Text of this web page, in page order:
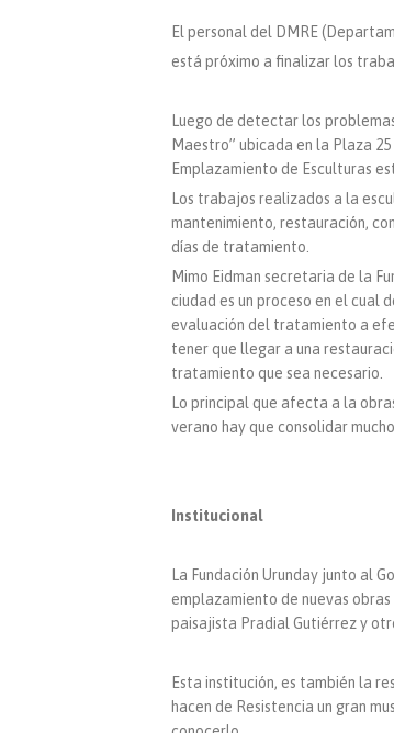
El personal del DMRE
está próximo a finalizar los
Luego de detectar los
Maestro” ubicada en la Plaza
Emplazamiento de Esculturas
Los trabajos realizados a la
mantenimiento, restauración,
días de tratamiento.
Mimo Eidman secretaria de la
ciudad es un proceso en el cual
evaluación del tratamiento a
tener que llegar a una
tratamiento que sea necesario.
Lo principal que afecta a la
verano hay que consolidar
Institucional
La Fundación Urunday junto al
emplazamiento de nuevas
paisajista Pradial Gutiérrez y
Esta institución, es también la
hacen de Resistencia un gran